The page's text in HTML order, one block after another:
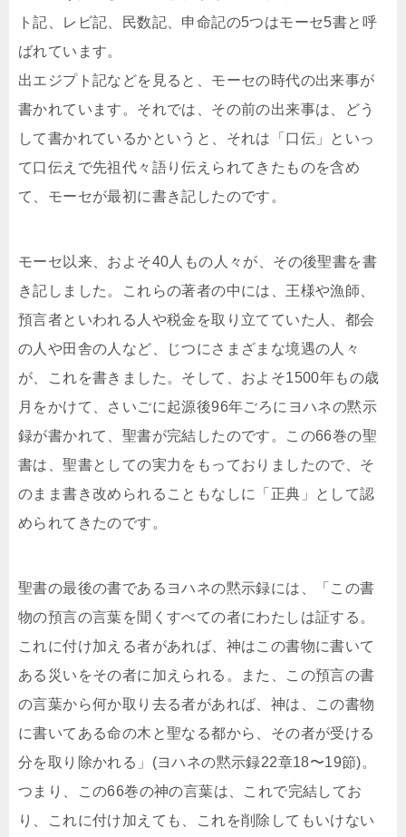
ト記、レビ記、民数記、申命記の5つはモーセ5書と呼
ばれています。
出エジプト記などを見ると、モーセの時代の出来事が
書かれています。それでは、その前の出来事は、どう
して書かれているかというと、それは「口伝」といっ
て口伝えで先祖代々語り伝えられてきたものを含め
て、モーセが最初に書き記したのです。
モーセ以来、およそ40人もの人々が、その後聖書を書
き記しました。これらの著者の中には、王様や漁師、
預言者といわれる人や税金を取り立てていた人、都会
の人や田舎の人など、じつにさまざまな境遇の人々
が、これを書きました。そして、およそ1500年もの歳
月をかけて、さいごに起源後96年ごろにヨハネの黙示
録が書かれて、聖書が完結したのです。この66巻の聖
書は、聖書としての実力をもっておりましたので、そ
のまま書き改められることもなしに「正典」として認
められてきたのです。
聖書の最後の書であるヨハネの黙示録には、「この書
物の預言の言葉を聞くすべての者にわたしは証する。
これに付け加える者があれば、神はこの書物に書いて
ある災いをその者に加えられる。また、この預言の書
の言葉から何か取り去る者があれば、神は、この書物
に書いてある命の木と聖なる都から、その者が受ける
分を取り除かれる」(ヨハネの黙示録22章18〜19節)。
つまり、この66巻の神の言葉は、これで完結してお
り、これに付け加えても、これを削除してもいけない